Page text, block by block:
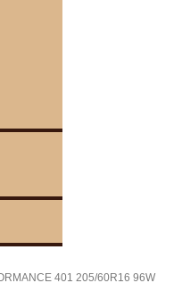
401 205/60R16 96W